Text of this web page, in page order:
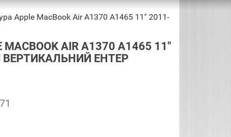
Apple MacBook Air A1370 A1465 11" 2011-
AIR A1370 A1465 11"
ВЕРТИКАЛЬНИЙ ЕНТЕР